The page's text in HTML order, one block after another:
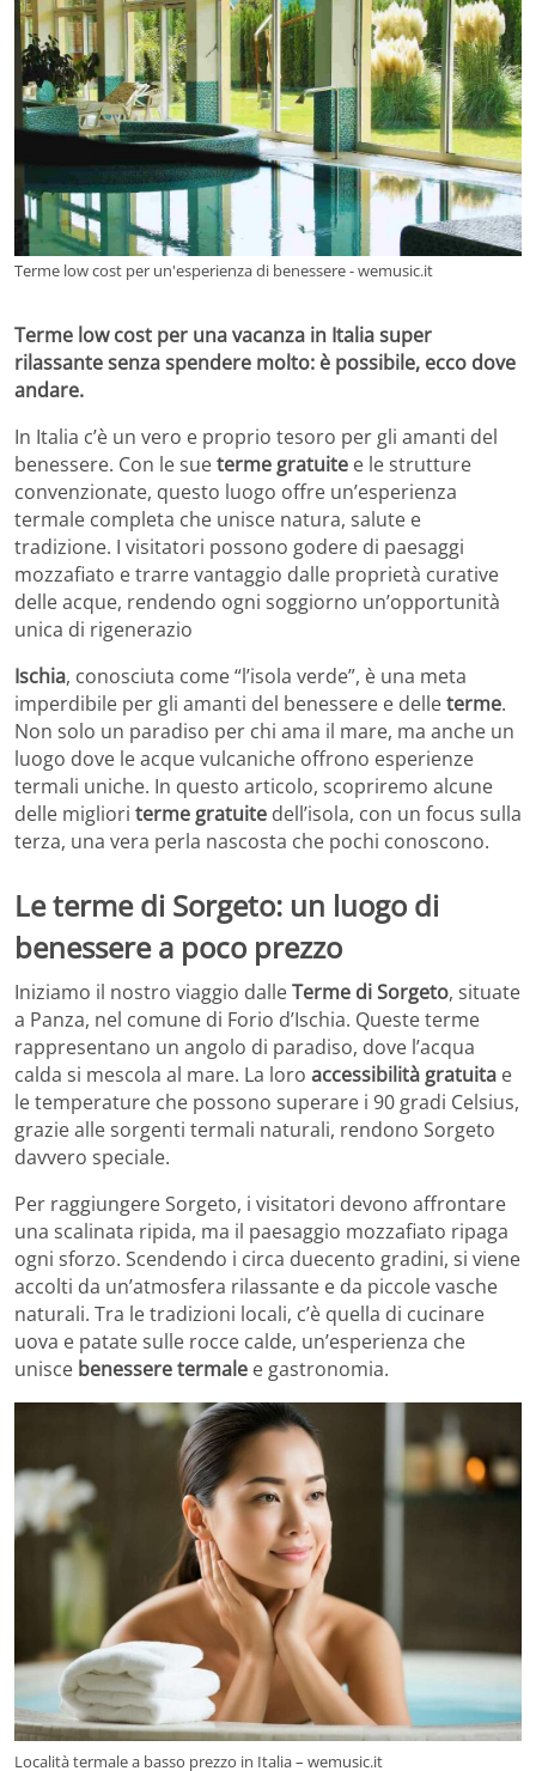
Terme low cost per un'esperienza di benessere - wemusic.it
Terme low cost per una vacanza in Italia super
rilassante senza spendere molto: è possibile, ecco dove
andare.
In Italia c’è un vero e proprio tesoro per gli amanti del
benessere. Con le sueterme gratuite e le strutture
convenzionate, questo luogo offre un’esperienza
termale completa che unisce natura, salute e
tradizione. I visitatori possono godere di paesaggi
mozzafiato e trarre vantaggio dalle proprietà curative
delle acque, rendendo ogni soggiorno un’opportunità
unica di rigenerazio
Ischia, conosciuta come “l’isola verde”, è una meta
imperdibile per gli amanti del benessere e delleterme.
Non solo un paradiso per chi ama il mare, ma anche un
luogo dove le acque vulcaniche offrono esperienze
termali uniche. In questo articolo, scopriremo alcune
delle migliori terme gratuite dell’isola, con un focus sulla
terza, una vera perla nascosta che pochi conoscono.
Le terme di Sorgeto: un luogo di
benessere a poco prezzo
Iniziamo il nostro viaggio dalleTerme di Sorgeto, situate
a Panza, nel comune di Forio d’Ischia. Queste terme
rappresentano un angolo di paradiso, dove l’acqua
calda si mescola al mare. La loro accessibilità gratuita e
le temperature che possono superare i 90 gradi Celsius,
grazie alle sorgenti termali naturali, rendono Sorgeto
davvero speciale.
Per raggiungere Sorgeto, i visitatori devono affrontare
una scalinata ripida, ma il paesaggio mozzafiato ripaga
ogni sforzo. Scendendo i circa duecento gradini, si viene
accolti da un’atmosfera rilassante e da piccole vasche
naturali. Tra le tradizioni locali, c’è quella di cucinare
uova e patate sulle rocce calde, un’esperienza che
unisce benessere termale e gastronomia.
Località termale a basso prezzo in Italia – wemusic.it